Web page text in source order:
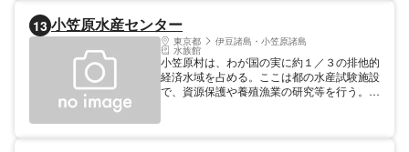
13 小笠原水産センター
東京都 伊豆諸島・小笠原諸島
水族館
小笠原村は、わが国の実に約１／３の排他的
経済水域を占める。ここは都の水産試験施設
で、資源保護や養殖漁業の研究等を行う。観